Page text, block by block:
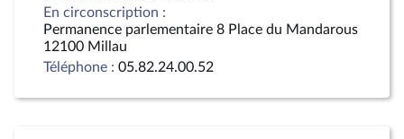
En circonscription :
Permanence parlementaire 8 Place du Mandarous
12100 Millau
Téléphone : 05.82.24.00.52